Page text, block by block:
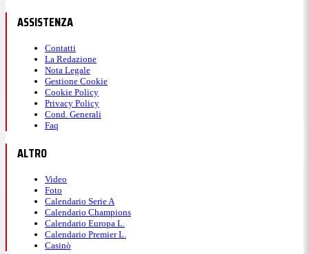
ASSISTENZA
Contatti
La Redazione
Nota Legale
Gestione Cookie
Cookie Policy
Privacy Policy
Cond. Generali
Faq
ALTRO
Video
Foto
Calendario Serie A
Calendario Champions
Calendario Europa L.
Calendario Premier L.
Casinò